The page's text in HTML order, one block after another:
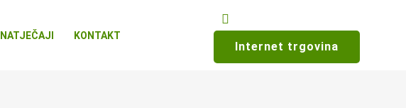
NATJEČAJI KONTAKT
Internet trgovina